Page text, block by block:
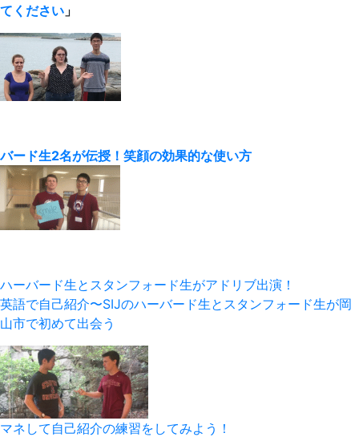
てください 」
バード生2名が伝授！笑顔の効果的な使い方
ハーバード生とスタンフォード生がアドリブ出演！
英語で自己紹介〜SIJのハーバード生とスタンフォード生が岡
山市で初めて出会う
マネして自己紹介の練習をしてみよう！